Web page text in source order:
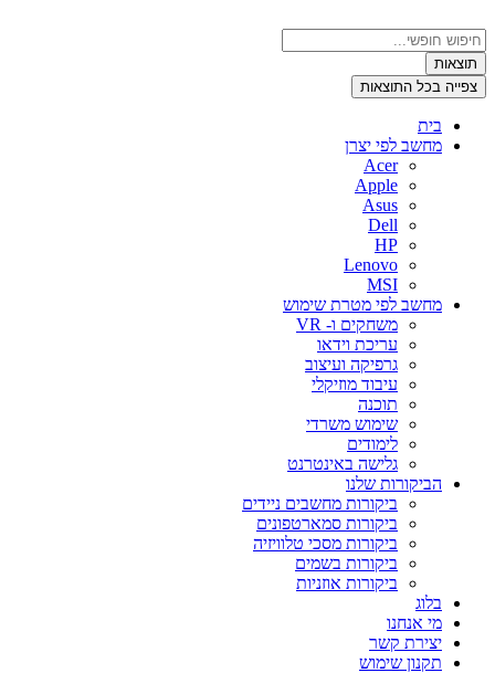
לתוכן
Search
...תוצאות
צפייה בכל התוצאות
בית
מחשב לפי יצרן
Acer
Apple
Asus
Dell
HP
Lenovo
MSI
מחשב לפי מטרת שימוש
משחקים ו- VR
עריכת וידאו
גרפיקה ועיצוב
עיבוד מוזיקלי
תוכנה
שימוש משרדי
לימודים
גלישה באינטרנט
הביקורות שלנו
ביקורות מחשבים ניידים
ביקורות סמארטפונים
ביקורות מסכי טלוויזיה
ביקורות בשמים
ביקורות אוזניות
בלוג
מי אנחנו
יצירת קשר
תקנון שימוש